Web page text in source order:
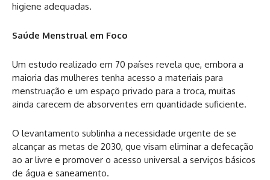
higiene adequadas.
Saúde Menstrual em Foco
Um estudo realizado em 70 países revela que, embora a
maioria das mulheres tenha acesso a materiais para
menstruação e um espaço privado para a troca, muitas
ainda carecem de absorventes em quantidade suficiente.
O levantamento sublinha a necessidade urgente de se
alcançar as metas de 2030, que visam eliminar a defecação
ao ar livre e promover o acesso universal a serviços básicos
de água e saneamento.